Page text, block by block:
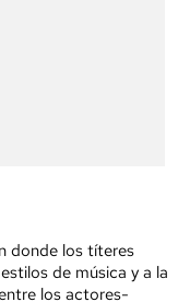
donde los títeres
de música y a la
los actores-